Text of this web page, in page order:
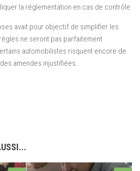
la réglementation en cas de contrôle
avait pour objectif de simplifier les
ne seront pas parfaitement
automobilistes risquent encore de
amendes injustifiées.